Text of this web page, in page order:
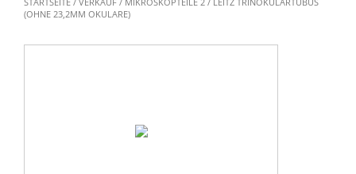
(OHNE 23,2MM OKULARE)